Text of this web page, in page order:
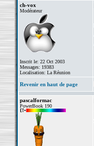
ch-vox
Modérateur
Inscrit le: 22 Oct 2003
Messages: 19383
Localisation: La Réunion
Revenir en haut de page
pascalformac
PowerBook 190